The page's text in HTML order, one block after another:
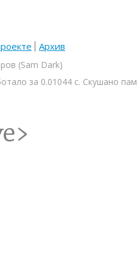
Архив
(Sam Dark)
за 0.01044 с. Скушано